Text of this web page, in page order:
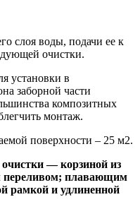
слоя воды, подачи ее к
очистки.
установки в
заборной части
композитных
монтаж.
поверхности – 25 м2.
— корзиной из
плавающим
рамкой и удлиненной